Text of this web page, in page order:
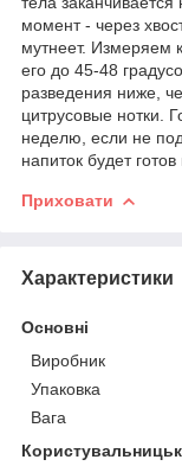
момент - через
мутнеет. Измеряем
его до 45-48
разведения ниже,
цитрусовые нотки.
неделю, если не
напиток будет
Приховати
Характеристики
Основні
Виробник
Упаковка
Вага